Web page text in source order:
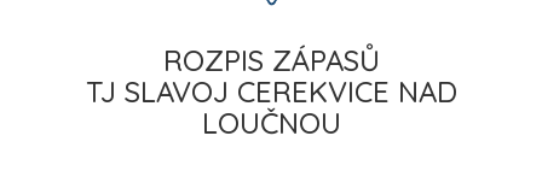
ROZPIS ZÁPASŮ
TJ SLAVOJ CEREKVICE NAD
LOUČNOU